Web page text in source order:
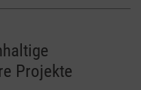
Projekte